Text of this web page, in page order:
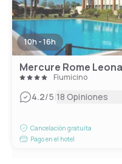
10h - 16h
Mercure Rome
Fiumicino
4.2/5|18 Opiniones
Cancelación gratuita
Pago en el hotel